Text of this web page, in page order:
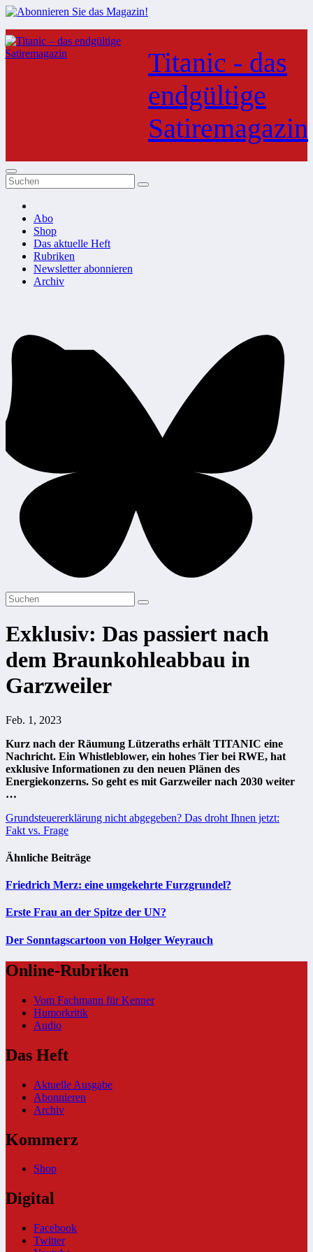
Zum
Inhalt
springen
Titanic - das
endgültige
Satiremagazin
Abo
Shop
Das aktuelle Heft
Rubriken
Newsletter abonnieren
Archiv
Exklusiv: Das passiert nach
dem Braunkohleabbau in
Garzweiler
Feb. 1, 2023
Kurz nach der Räumung Lützeraths erhält TITANIC eine
Nachricht. Ein Whistleblower, ein hohes Tier bei RWE, hat
exklusive Informationen zu den neuen Plänen des
Energiekonzerns. So geht es mit Garzweiler nach 2030 weiter
…
Beitragsnavigation
Grundsteuererklärung nicht abgegeben? Das droht Ihnen jetzt:
Fakt vs. Frage
Ähnliche Beiträge
Friedrich Merz: eine umgekehrte Furzgrundel?
Erste Frau an der Spitze der UN?
Der Sonntagscartoon von Holger Weyrauch
Online-Rubriken
Vom Fachmann für Kenner
Humorkritik
Audio
Das Heft
Aktuelle Ausgabe
Abonnieren
Archiv
Kommerz
Shop
Digital
Facebook
Twitter